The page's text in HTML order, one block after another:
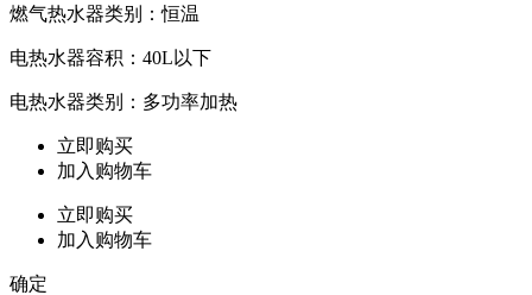
燃气热水器类别：恒温
电热水器容积：40L以下
电热水器类别：多功率加热
立即购买
加入购物车
立即购买
加入购物车
确定